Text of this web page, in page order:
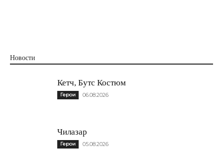
Новости
Кетч, Бутс Костюм
Герои 06.08.2026
Чилазар
Герои 05.08.2026